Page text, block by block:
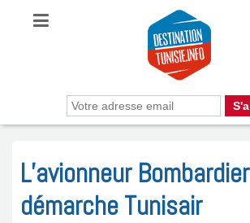
L’avionneur Bombardier
démarche Tunisair